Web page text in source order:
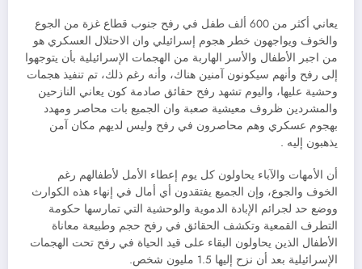
يعاني أكثر من 600 ألف طفل في رفح جنوب قطاع غزة من الجوع
والخوف ويواجهون خطر هجوم إسرائيلي وان الاحتلال العسكري هو
من اجبر الأطفال والأسر الهاربة من الهجمات الإسرائيلية بأن يتوجهوا
إلى رفح وأنهم سيكونون آمنين هناك، وأنه رغم ذلك، تم تنفيذ هجمات
وحشية عليها، واليوم تشهد رفح حقائق صادمة كون يعاني النازحين
والمشردين ظروف معيشية صعبة وان الجميع بات محاصر ومهدد
بهجوم عسكري وهم محاصرون في رفح وليس لديهم مكان آمن
يذهبون إليه .
أن الأمهات والآباء يحاولون كل يوم إعطاء الأمل لأطفالهم رغم
الخوف والجوع، وإن الجميع يفتقدون أي أمال في إنهاء هذه الكوارث
ووضع حد لجرائم الإبادة الدموية والوحشية التي تمارسها حكومة
التطرف القمعية وتكشف الحقائق في رفح حجم وطبيعة معاناة
الأطفال الذين يحاولون البقاء على قيد الحياة في رفح تحت الهجمات
الإسرائيلية بعد أن نزح إليها 1.5 مليون شخص.